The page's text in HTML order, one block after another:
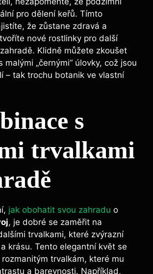
pro dělení keřů. Tímto
že zůstane zdravá a
nové rostlinky pro další
Klidně můžete zkoušet
malými „černými“ úlovky, což jsou
– tak trochu botanik ve vlastní
s
trvalkami
jak obohatit svou zahradu o
, je dobré se zaměřit na
trvalkami, které zvýrazní
krásu. Tento elegantní květ se
trvalkám, které mu
a barevnosti. Například,